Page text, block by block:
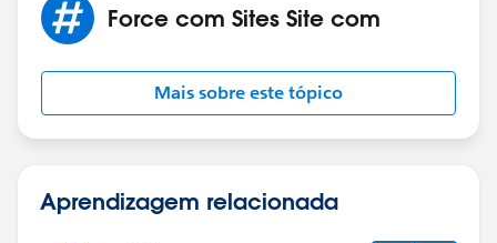
Force com Sites Site com
Mais sobre este tópico
Aprendizagem relacionada